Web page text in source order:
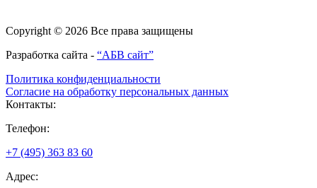
Copyright © 2026 Все права защищены
Разработка сайта - “АБВ сайт”
Политика конфиденциальности
Согласие на обработку персональных данных
Контакты:
Телефон:
+7 (495) 363 83 60
Адрес: